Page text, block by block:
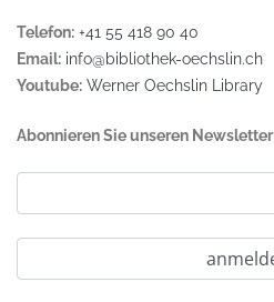
Telefon: +41 55 418 90 40
Email: info@bibliothek-oechslin.ch
Youtube: Werner Oechslin Library
Abonnieren Sie unseren Newsletter